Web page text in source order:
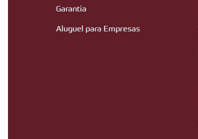
Garantia
Aluguel para Empresas